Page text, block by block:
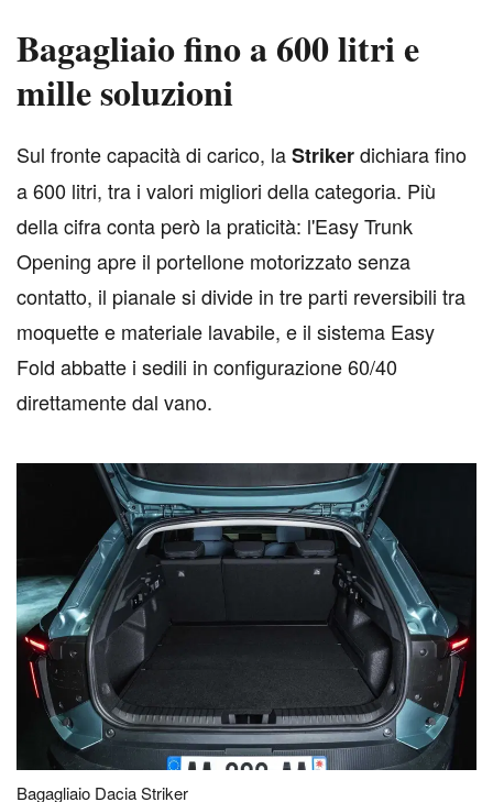
Bagagliaio fino a 600 litri e
mille soluzioni
Sul fronte capacità di carico, laStrikerdichiara fino
a 600 litri, tra i valori migliori della categoria. Più
della cifra conta però la praticità: l'Easy Trunk
Opening apre il portellone motorizzato senza
contatto, il pianale si divide in tre parti reversibili tra
moquette e materiale lavabile, e il sistema Easy
Fold abbatte i sedili in configurazione 60/40
direttamente dal vano.
Bagagliaio Dacia Striker